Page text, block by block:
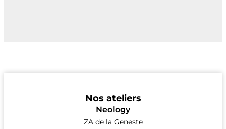
Nos ateliers
Neology
ZA de la Geneste